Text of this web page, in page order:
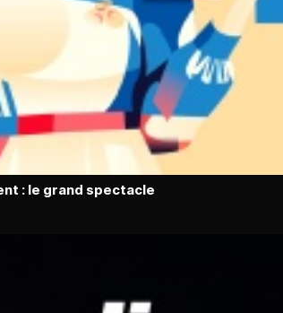
: le grand spectacle